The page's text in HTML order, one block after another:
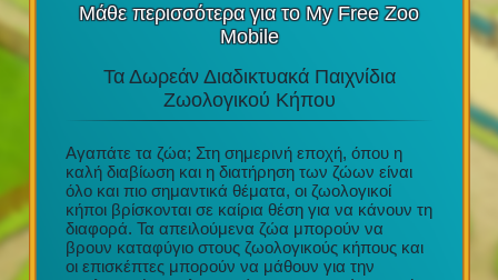
Μάθε περισσότερα για το My Free Zoo
Mobile
tablet
την
Τα Δωρεάν Διαδικτυακά Παιχνίδια
Ζωολογικού Κήπου
Αγαπάτε τα ζώα; Στη σημερινή εποχή, όπου η
καλή διαβίωση και η διατήρηση των ζώων είναι
όλο και πιο σημαντικά θέματα, οι ζωολογικοί
κήποι βρίσκονται σε καίρια θέση για να κάνουν τη
διαφορά. Τα απειλούμενα ζώα μπορούν να
βρουν καταφύγιο στους ζωολογικούς κήπους και
οι επισκέπτες μπορούν να μάθουν για την